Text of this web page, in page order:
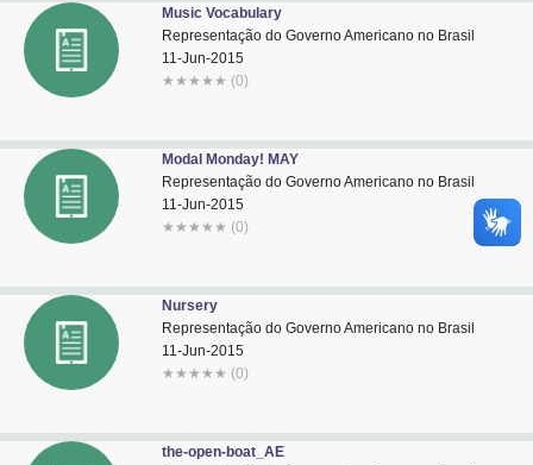
Music Vocabulary
Representação do Governo Americano no Brasil
11-Jun-2015
★ ★ ★ ★ ★ (0)
Modal Monday! MAY
Representação do Governo Americano no Brasil
11-Jun-2015
★ ★ ★ ★ ★ (0)
Nursery
Representação do Governo Americano no Brasil
11-Jun-2015
★ ★ ★ ★ ★ (0)
the-open-boat_AE